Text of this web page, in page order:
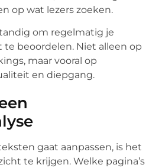
op wat lezers zoeken.
om regelmatig je
beoordelen. Niet alleen op
maar vooral op
en diepgang.
gaat aanpassen, is het
te krijgen. Welke pagina’s